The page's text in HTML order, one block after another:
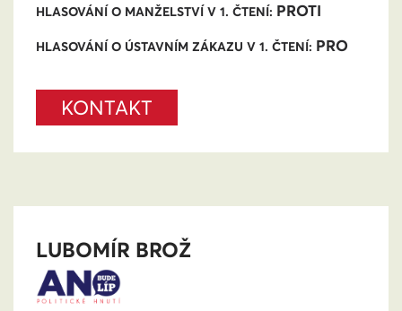
HLASOVÁNÍ O MANŽELSTVÍ V 1. ČTENÍ: PROTI
HLASOVÁNÍ O ÚSTAVNÍM ZÁKAZU V 1. ČTENÍ: PRO
KONTAKT
LUBOMÍR BROŽ